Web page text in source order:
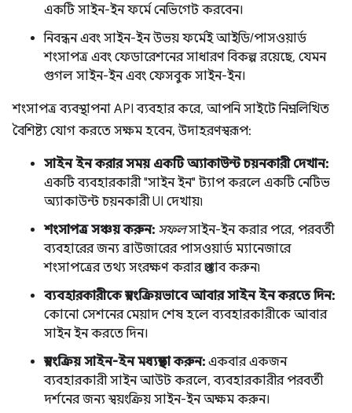
একটি সাইন-ইন ফর্মে নেভিগেট করবেন।
নিবন্ধন এবং সাইন-ইন উভয় ফর্মেই আইডি/পাসওয়ার্ড
শংসাপত্র এবং ফেডারেশনের সাধারণ বিকল্প রয়েছে, যেমন
গুগল সাইন-ইন এবং ফেসবুক সাইন-ইন।
শংসাপত্র ব্যবস্থাপনা API ব্যবহার করে, আপনি সাইটে নিম্নলিখিত
বৈশিষ্ট্য যোগ করতে সক্ষম হবেন, উদাহরণস্বরূপ:
সাইন ইন করার সময় একটি অ্যাকাউন্ট চয়নকারী দেখান:
একটি ব্যবহারকারী "সাইন ইন" ট্যাপ করলে একটি নেটিভ
অ্যাকাউন্ট চয়নকারী UI দেখায়৷
শংসাপত্র সঞ্চয় করুন: সফলসাইন-ইন করার পরে, পরবর্তী
ব্যবহারের জন্য ব্রাউজারের পাসওয়ার্ড ম্যানেজারে
শংসাপত্রের তথ্য সংরক্ষণ করার প্রস্তাব করুন৷
ব্যবহারকারীকে স্বয়ংক্রিয়ভাবে আবার সাইন ইন করতে দিন:
কোনো সেশনের মেয়াদ শেষ হলে ব্যবহারকারীকে আবার
সাইন ইন করতে দিন।
স্বয়ংক্রিয় সাইন-ইন মধ্যস্থতা করুন: একবার একজন
ব্যবহারকারী সাইন আউট করলে, ব্যবহারকারীর পরবর্তী
দর্শনের জন্য স্বয়ংক্রিয় সাইন-ইন অক্ষম করুন।